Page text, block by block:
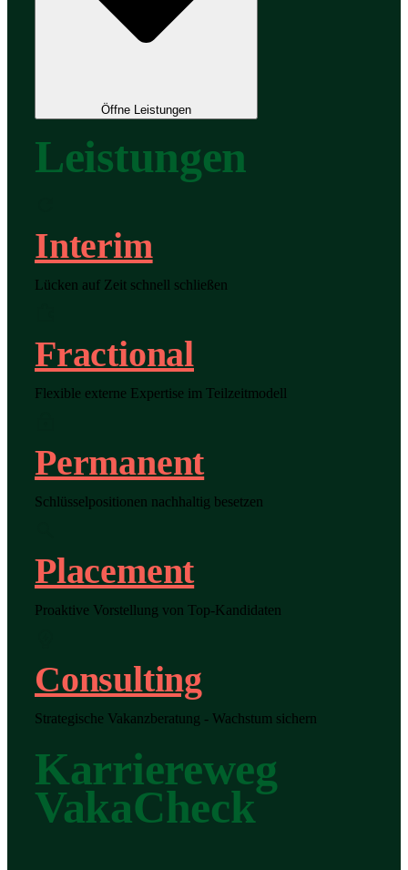
Öffne Leistungen
Leistungen
Interim
Lücken auf Zeit schnell schließen
Fractional
Flexible externe Expertise im Teilzeitmodell
Permanent
Schlüsselpositionen nachhaltig besetzen
Placement
Proaktive Vorstellung von Top-Kandidaten
Consulting
Strategische Vakanzberatung - Wachstum sichern
Karriereweg
VakaCheck